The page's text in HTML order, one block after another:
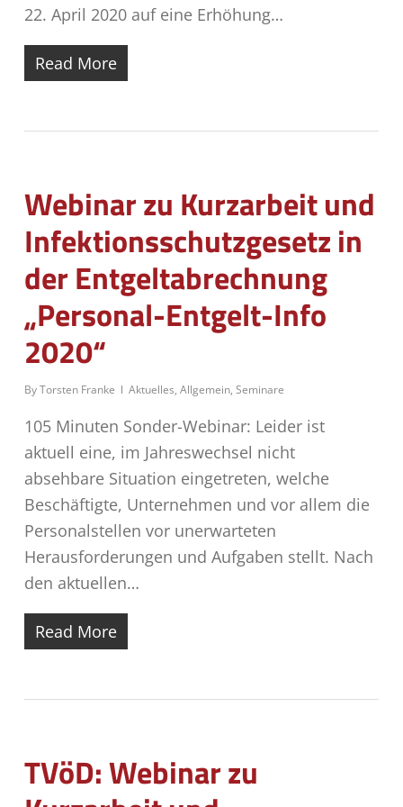
22. April 2020 auf eine Erhöhung…
Read More
Webinar zu Kurzarbeit und
Infektionsschutzgesetz in
der Entgeltabrechnung
„Personal-Entgelt-Info
2020“
ByTorsten Franke Aktuelles, Allgemein, Seminare
105 Minuten Sonder-Webinar: Leider ist
aktuell eine, im Jahreswechsel nicht
absehbare Situation eingetreten, welche
Beschäftigte, Unternehmen und vor allem die
Personalstellen vor unerwarteten
Herausforderungen und Aufgaben stellt. Nach
den aktuellen…
Read More
TVöD: Webinar zu